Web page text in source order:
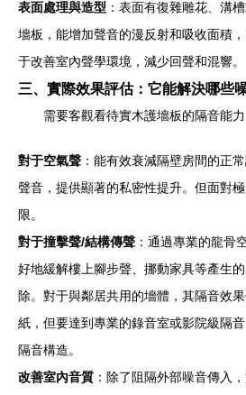
表面處理與造型 ：表面有復雜雕花、溝
墻板，能增加聲音的漫反射和吸收面積
于改善室內聲學環境，減少回聲和混響。
三、實際效果評估：它能解決哪些
需要客觀看待實木護墻板的隔音能力
對于空氣聲 ：能有效衰減隔壁房間的正
聲音，提供顯著的私密性提升。但面對
限。
對于撞擊聲/結構傳聲 ：通過專業的龍骨
好地緩解樓上腳步聲、挪動家具等產生
除。對于與鄰居共用的墻體，其隔音效
紙，但要達到專業的錄音室或影院級隔
隔音構造。
改善室內音質 ：除了阻隔外部噪音傳入